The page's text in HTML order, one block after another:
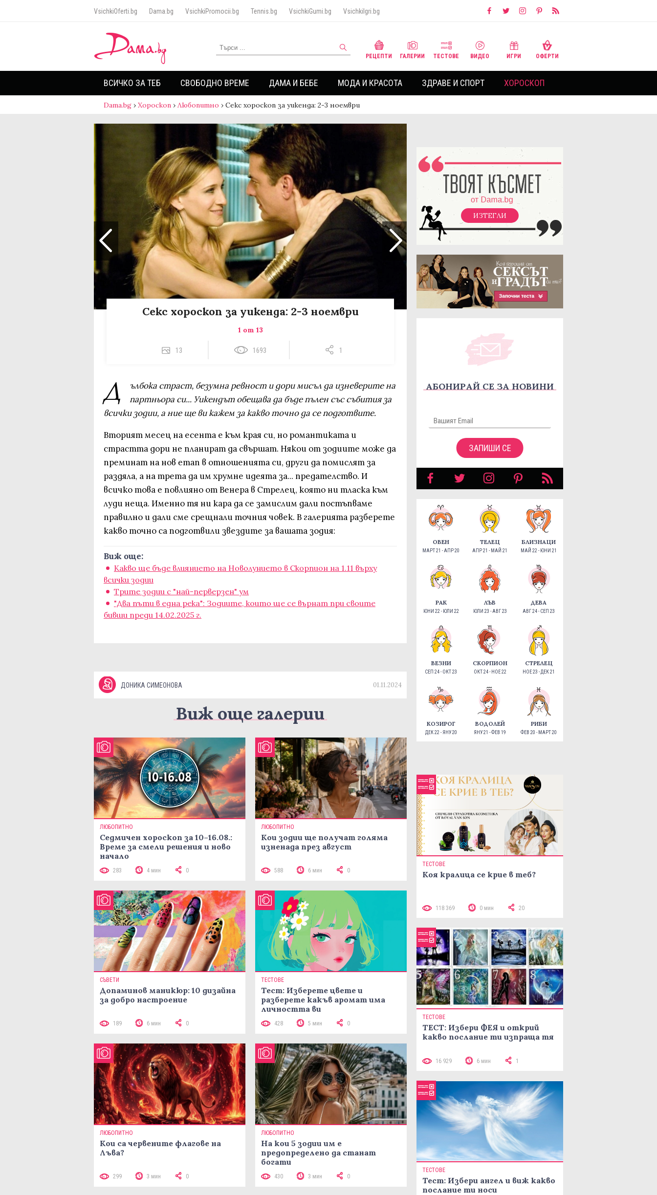
VsichkiOferti.bg Dama.bg VsichkiPromocii.bg Tennis.bg VsichkiGumi.bg VsichkiIgri.bg
РЕЦЕПТИ ГАЛЕРИИ ТЕСТОВЕ ВИДЕО ИГРИ ОФЕРТИ
ВСИЧКО ЗА ТЕБ СВОБОДНО ВРЕМЕ ДАМА И БЕБЕ МОДА И КРАСОТА ЗДРАВЕ И СПОРТ ХОРОСКОП
Dama.bg › Хороскоп › Любопитно › Секс хороскоп за уикенда: 2-3 ноември
Секс хороскоп за уикенда: 2-3 ноември
1 от 13
13 1693 1
Д
ълбока страст, безумна ревност и дори мисъл да изневерите на
партньора си... Уикендът обещава да бъде пълен със събития за
всички зодии, а ние ще ви кажем за какво точно да се подготвите.
Вторият месец на есента е към края си, но романтиката и
страстта дори не планират да свършат. Някои от зодиите може да
преминат на нов етап в отношенията си, други да помислят за
раздяла, а на трета да им хрумне идеята за... предателство. И
всичко това е повлияно от Венера в Стрелец, която ни тласка към
луди неща. Именно тя ни кара да се замислим дали постъпваме
правилно и дали сме срещнали точния човек. В галерията разберете
какво точно са подготвили звездите за вашата зодия:
Виж още:
Какво ще бъде влиянието на Новолунието в Скорпион на 1.11 върху
всички зодии
Трите зодии с "най-перверзен" ум
"Два пъти в една река": Зодиите, които ще се върнат при своите
бивши преди 14.02.2025 г.
ДОНИКА СИМЕОНОВА 01.11.2024
Виж още галерии
ЛЮБОПИТНО
Седмичен хороскоп за 10–16.08.:
Време за смели решения и ново
начало
283 4 мин 0
ЛЮБОПИТНО
Кои зодии ще получат голяма
изненада през август
588 6 мин 0
СЪВЕТИ
Допаминов маникюр: 10 дизайна
за добро настроение
189 6 мин 0
ТЕСТОВЕ
Тест: Изберете цвете и
разберете какъв аромат има
личността ви
428 5 мин 0
ЛЮБОПИТНО
Кои са червените флагове на
Лъва?
299 3 мин 0
ЛЮБОПИТНО
На кои 5 зодии им е
предопределено да станат
богати
430 3 мин 0
ИЗТЕГЛИ
АБОНИРАЙ СЕ ЗА НОВИНИ
ЗАПИШИ СЕ
ОВЕН
МАРТ 21 - АПР 20
ТЕЛЕЦ
АПР 21 - МАЙ 21
БЛИЗНАЦИ
МАЙ 22 - ЮНИ 21
РАК
ЮНИ 22 - ЮЛИ 22
ЛЪВ
ЮЛИ 23 - АВГ 23
ДЕВА
АВГ 24 - СЕП 23
ВЕЗНИ
СЕП 24 - ОКТ 23
СКОРПИОН
ОКТ 24 - НОЕ 22
СТРЕЛЕЦ
НОЕ 23 - ДЕК 21
КОЗИРОГ
ДЕК 22 - ЯНУ 20
ВОДОЛЕЙ
ЯНУ 21 - ФЕВ 19
РИБИ
ФЕВ 20 - МАРТ 20
ТЕСТОВЕ
Коя кралица се крие в теб?
118 369 0 мин 20
ТЕСТОВЕ
ТЕСТ: Избери ФЕЯ и открий
какво послание ти изпраща тя
16 929 6 мин 1
ТЕСТОВЕ
Тест: Избери ангел и виж какво
послание ти носи